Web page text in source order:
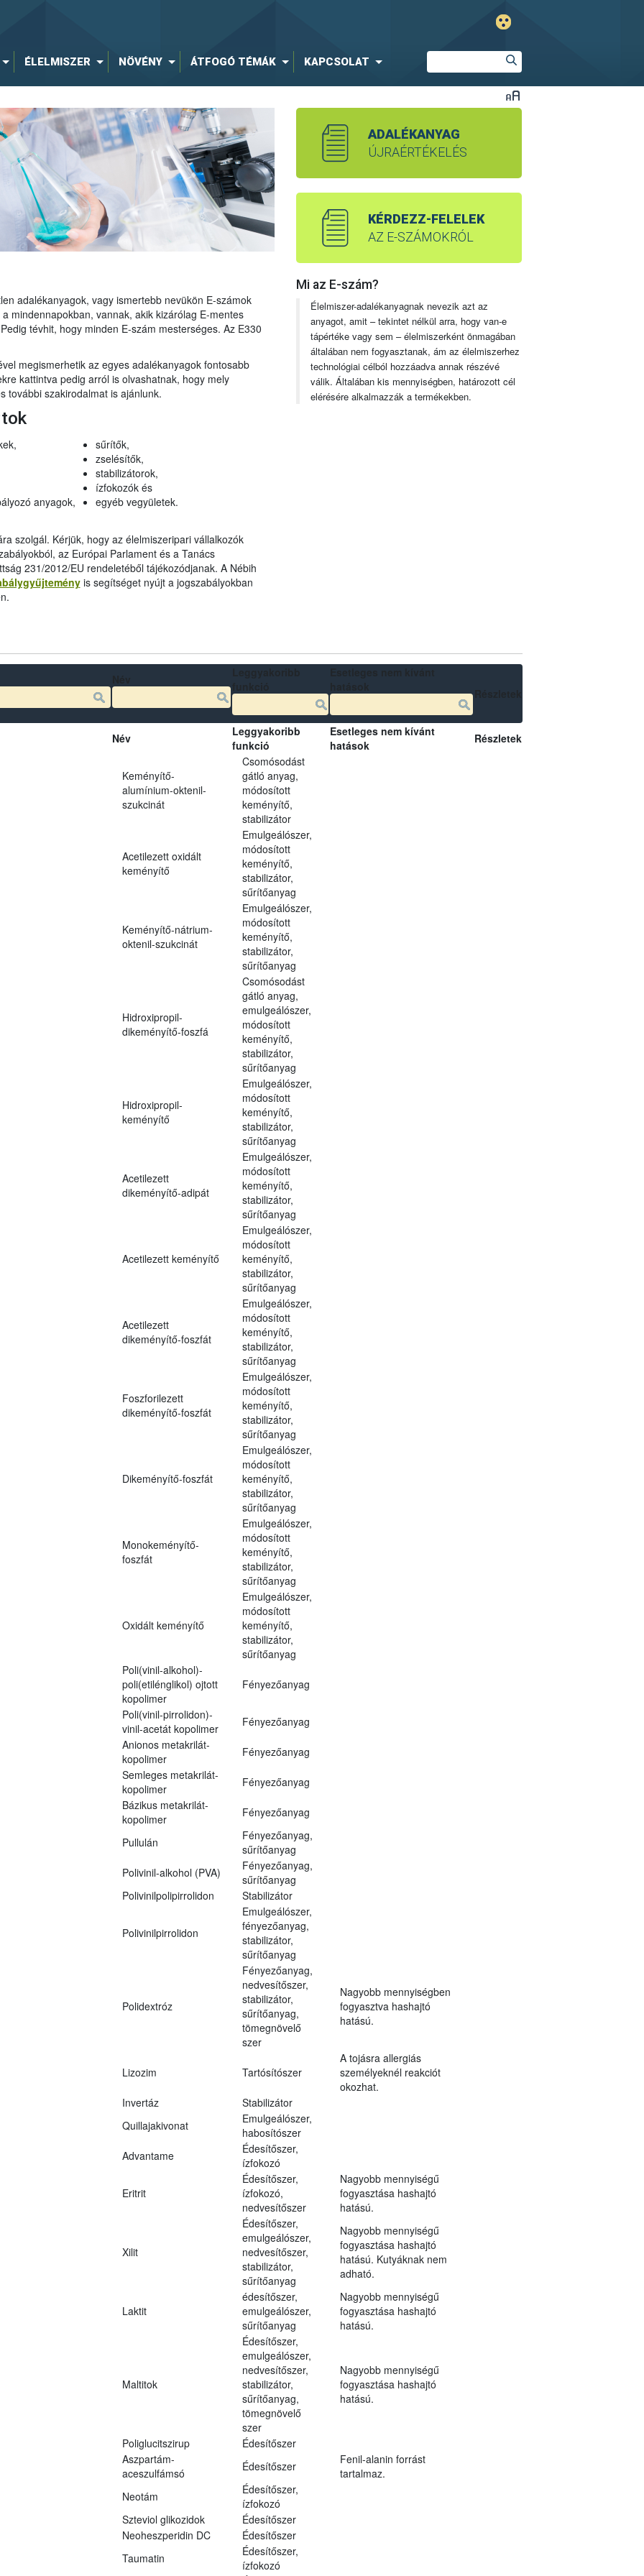
ÉLELMISZER NÖVÉNY ÁTFOGÓ TÉMÁK KAPCSOLAT
adalékanyagok, vagy ismertebb nevükön E-számok
mindennapokban, vannak, akik kizárólag E-mentes
tévhit, hogy minden E-szám mesterséges. Az E330
megismerhetik az egyes adalékanyagok fontosabb
kattintva pedig arról is olvashatnak, hogy mely
további szakirodalmat is ajánlunk.
anyagok,
sűrítők,
zselésítők,
stabilizátorok,
ízfokozók és
egyéb vegyületek.
szolgál. Kérjük, hogy az élelmiszeripari vállalkozók
az Európai Parlament és a Tanács
231/2012/EU rendeletéből tájékozódjanak. A Nébih
is segítséget nyújt a jogszabályokban
ADALÉKANYAG
ÚJRAÉRTÉKELÉS
KÉRDEZZ-FELELEK
AZ E-SZÁMOKRÓL
Mi az E-szám?
Élelmiszer-adalékanyagnak nevezik azt az
anyagot, amit – tekintet nélkül arra, hogy van-e
tápértéke vagy sem – élelmiszerként önmagában
általában nem fogyasztanak, ám az élelmiszerhez
technológiai célból hozzáadva annak részévé
válik. Általában kis mennyiségben, határozott cél
elérésére alkalmazzák a termékekben.
Név
Leggyakoribb
funkció
Esetleges nem kívánt
hatások
Részletek
Keményítő-
alumínium-oktenil-
szukcinát
Csomósodást
gátló anyag,
módosított
keményítő,
stabilizátor
Acetilezett oxidált
keményítő
Emulgeálószer,
módosított
keményítő,
stabilizátor,
sűrítőanyag
Keményítő-nátrium-
oktenil-szukcinát
Emulgeálószer,
módosított
keményítő,
stabilizátor,
sűrítőanyag
Hidroxipropil-
dikeményítő-foszfá
Csomósodást
gátló anyag,
emulgeálószer,
módosított
keményítő,
stabilizátor,
sűrítőanyag
Hidroxipropil-
keményítő
Emulgeálószer,
módosított
keményítő,
stabilizátor,
sűrítőanyag
Acetilezett
dikeményítő-adipát
Emulgeálószer,
módosított
keményítő,
stabilizátor,
sűrítőanyag
Acetilezett keményítő
Emulgeálószer,
módosított
keményítő,
stabilizátor,
sűrítőanyag
Acetilezett
dikeményítő-foszfát
Emulgeálószer,
módosított
keményítő,
stabilizátor,
sűrítőanyag
Foszforilezett
dikeményítő-foszfát
Emulgeálószer,
módosított
keményítő,
stabilizátor,
sűrítőanyag
Dikeményítő-foszfát
Emulgeálószer,
módosított
keményítő,
stabilizátor,
sűrítőanyag
Monokeményítő-
foszfát
Emulgeálószer,
módosított
keményítő,
stabilizátor,
sűrítőanyag
Oxidált keményítő
Emulgeálószer,
módosított
keményítő,
stabilizátor,
sűrítőanyag
Poli(vinil-alkohol)-
poli(etilénglikol) ojtott
kopolimer
Fényezőanyag
Poli(vinil-pirrolidon)-
vinil-acetát kopolimer
Fényezőanyag
Anionos metakrilát-
kopolimer
Fényezőanyag
Semleges metakrilát-
kopolimer
Fényezőanyag
Bázikus metakrilát-
kopolimer
Fényezőanyag
Pullulán
Fényezőanyag,
sűrítőanyag
Polivinil-alkohol (PVA)
Fényezőanyag,
sűrítőanyag
Polivinilpolipirrolidon Stabilizátor
Polivinilpirrolidon
Emulgeálószer,
fényezőanyag,
stabilizátor,
sűrítőanyag
Polidextróz
Fényezőanyag,
nedvesítőszer,
stabilizátor,
sűrítőanyag,
tömegnövelő
szer
Nagyobb mennyiségben
fogyasztva hashajtó
hatású.
Lizozim Tartósítószer
A tojásra allergiás
személyeknél reakciót
okozhat.
Invertáz
Stabilizátor
Quillajakivonat
Emulgeálószer,
habosítószer
Advantame
Édesítőszer,
ízfokozó
Eritrit
Édesítőszer,
ízfokozó,
nedvesítőszer
Nagyobb mennyiségű
fogyasztása hashajtó
hatású.
Xilit
Édesítőszer,
emulgeálószer,
nedvesítőszer,
stabilizátor,
sűrítőanyag
Nagyobb mennyiségű
fogyasztása hashajtó
hatású. Kutyáknak nem
adható.
Laktit
édesítőszer,
emulgeálószer,
sűrítőanyag
Nagyobb mennyiségű
fogyasztása hashajtó
hatású.
Maltitok
Édesítőszer,
emulgeálószer,
nedvesítőszer,
stabilizátor,
sűrítőanyag,
tömegnövelő
szer
Nagyobb mennyiségű
fogyasztása hashajtó
hatású.
Poliglucitszirup
Édesítőszer
Aszpartám-
aceszulfámsó
Édesítőszer
Fenil-alanin forrást
tartalmaz.
Neotám
Édesítőszer,
ízfokozó
Szteviol glikozidok
Édesítőszer
Neoheszperidin DC
Édesítőszer
Taumatin
Édesítőszer,
ízfokozó